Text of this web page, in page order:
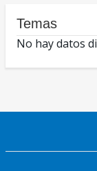
Temas
No hay datos